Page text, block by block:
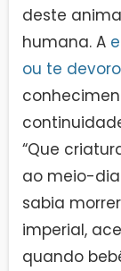
deste
humana. A
ou te
“Que
ao meio-dia
sabia
imperial,
quando